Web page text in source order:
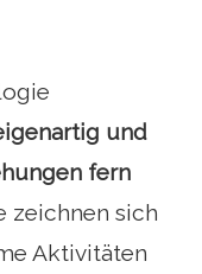
und
fern
zeichnen sich
Aktivitäten